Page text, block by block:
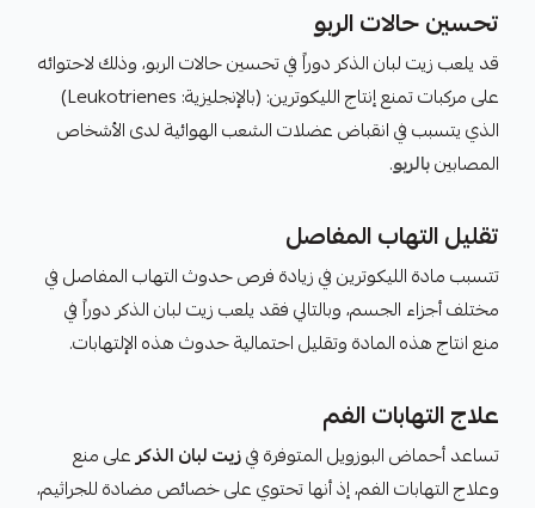
تحسين حالات الربو
قد يلعب زيت لبان الذكر دوراً في تحسين حالات الربو، وذلك لاحتوائه
على مركبات تمنع إنتاج الليكوترين: (بالإنجليزية: Leukotrienes)
الذي يتسبب في انقباض عضلات الشعب الهوائية لدى الأشخاص
المصابينبالربو.
تقليل التهاب المفاصل
تتسبب مادة الليكوترين في زيادة فرص حدوث التهاب المفاصل في
مختلف أجزاء الجسم، وبالتالي فقد يلعب زيت لبان الذكر دوراً في
منع انتاج هذه المادة وتقليل احتمالية حدوث هذه الإلتهابات.
علاج التهابات الفم
تساعد أحماض البوزويل المتوفرة فيزيت لبان الذكرعلى منع
وعلاج التهابات الفم، إذ أنها تحتوي على خصائص مضادة للجراثيم،